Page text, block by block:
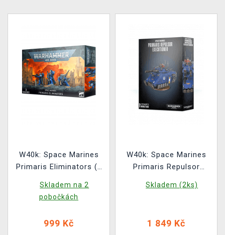
W40k: Space Marines
Primaris Eliminators (3
Skladem na 2
pobočkách
999 Kč
W40k: Space Marines
Primaris Repulsor
Skladem (2ks)
1 849 Kč